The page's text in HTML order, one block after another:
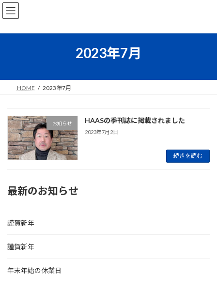
コ
ン
ン
ッ
ナ
ビ
ー
移
2023年7月
HOME 2023年7月
お知らせ HAASの季刊誌に掲載されました
2023年7月2日
続きを読む
最新のお知らせ
謹賀新年
謹賀新年
年末年始の休業日